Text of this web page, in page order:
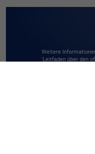
Weitere
'Leitfaden über den